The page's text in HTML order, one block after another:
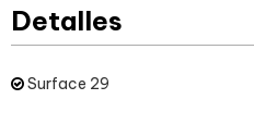
Detalles
Surface 29